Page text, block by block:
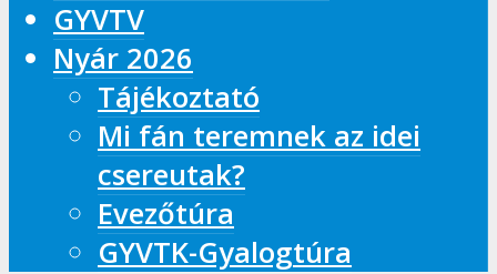
GYVTV
Nyár 2026
Tájékoztató
Mi fán teremnek az idei
csereutak?
Evezőtúra
GYVTK-Gyalogtúra